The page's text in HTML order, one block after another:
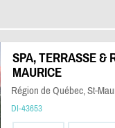
SPA, TERRASSE &
MAURICE
Région de Québec, St-
DI-43653